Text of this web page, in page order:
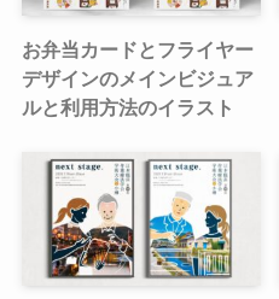
お弁当カードとフライヤー
デザインのメインビジュア
ルと利用方法のイラスト